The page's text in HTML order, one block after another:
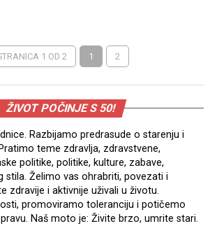
1 OD 2 1 2
ŽIVOT POČINJE S 50!
Razbijamo predrasude o starenju i
teme zdravlja, zdravstvene,
politike, politike, kulture, zabave,
stila. Želimo vas ohrabriti, povezati i
zdravije i aktivnije uživali u životu.
promoviramo toleranciju i potičemo
Naš moto je: Živite brzo, umrite stari.